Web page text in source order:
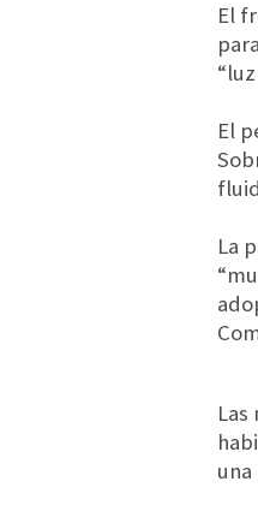
El
El
La